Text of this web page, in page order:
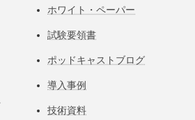
ホワイト・ペーパー
試験要領書
ポッドキャストブログ
導入事例
技術資料